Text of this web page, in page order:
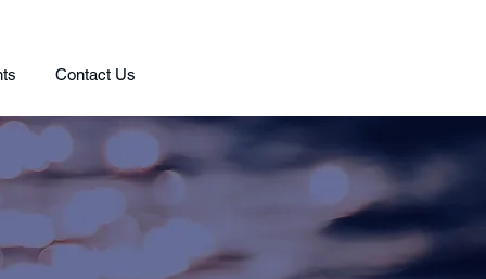
Contact Us